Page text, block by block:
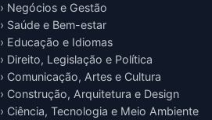
› Negócios e Gestão
› Saúde e Bem-estar
› Educação e Idiomas
› Direito, Legislação e Política
› Comunicação, Artes e Cultura
› Construção, Arquitetura e Design
› Ciência, Tecnologia e Meio Ambiente